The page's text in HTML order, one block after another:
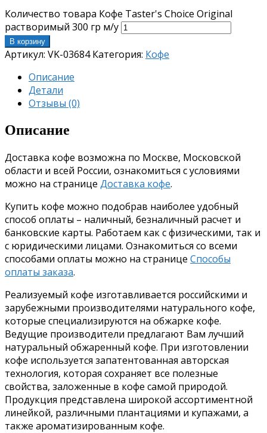
Количество товара Кофе Taster's Choice Original
растворимый 300 гр м/у
В корзину
Артикул: VK-03684 Категория: Кофе
Описание
Детали
Отзывы (0)
Описание
Доставка кофе возможна по Москве, Московской
области и всей России, ознакомиться с условиями
можно на странице Доставка кофе.
Купить кофе можно подобрав наиболее удобный
способ оплаты – наличный, безналичный расчет и
банковские карты. Работаем как с физическими, так и
с юридическими лицами. Ознакомиться со всеми
способами оплаты можно на странице Способы
оплаты заказа.
Реализуемый кофе изготавливается российскими и
зарубежными производителями натурального кофе,
которые специализируются на обжарке кофе.
Ведущие производители предлагают Вам лучший
натуральный обжаренный кофе. При изготовлении
кофе используется запатентованная авторская
технология, которая сохраняет все полезные
свойства, заложенные в кофе самой природой.
Продукция представлена широкой ассортиментной
линейкой, различными плантациями и купажами, а
также ароматизированным кофе.